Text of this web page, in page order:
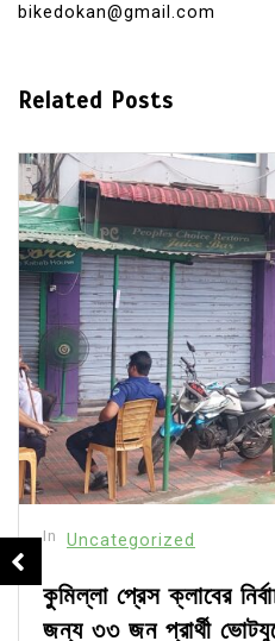
bikedokan@gmail.com
Related Posts
In Uncategorized
কুমিল্লা প্রেস ক্লাবের
জন্য ৩৩ জন প্রার্থী